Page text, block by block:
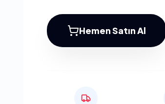
Hemen Satın Al